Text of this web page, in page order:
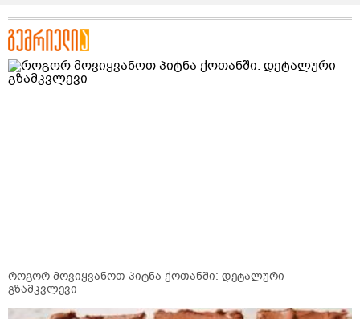
როგორ მოვიყვანოთ პიტნა ქოთანში: დეტალური
გზამკვლევი